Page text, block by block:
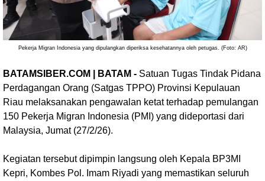
Pekerja Migran Indonesia yang dipulangkan diperiksa kesehatannya oleh petugas. (Foto: AR)
BATAMSIBER.COM | BATAM - Satuan Tugas Tindak Pidana
Perdagangan Orang (Satgas TPPO) Provinsi Kepulauan
Riau melaksanakan pengawalan ketat terhadap pemulangan
150 Pekerja Migran Indonesia (PMI) yang dideportasi dari
Malaysia, Jumat (27/2/26).
Kegiatan tersebut dipimpin langsung oleh Kepala BP3MI
Kepri, Kombes Pol. Imam Riyadi yang memastikan seluruh